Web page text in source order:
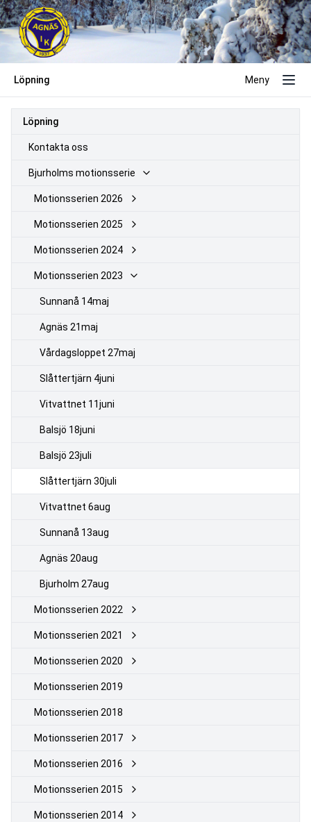
Löpning Meny
Löpning
Kontakta oss
Bjurholms motionsserie
Motionsserien 2026
Motionsserien 2025
Motionsserien 2024
Motionsserien 2023
Sunnanå 14maj
Agnäs 21maj
Vårdagsloppet 27maj
Slåttertjärn 4juni
Vitvattnet 11juni
Balsjö 18juni
Balsjö 23juli
Slåttertjärn 30juli
Vitvattnet 6aug
Sunnanå 13aug
Agnäs 20aug
Bjurholm 27aug
Motionsserien 2022
Motionsserien 2021
Motionsserien 2020
Motionsserien 2019
Motionsserien 2018
Motionsserien 2017
Motionsserien 2016
Motionsserien 2015
Motionsserien 2014